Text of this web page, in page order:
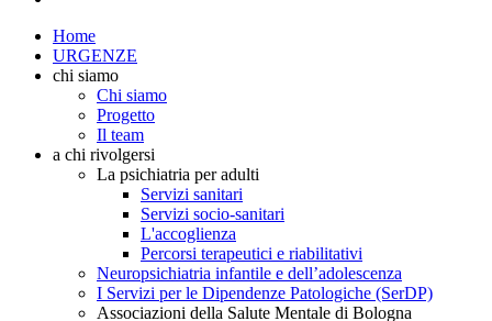
Home
URGENZE
chi siamo
Chi siamo
Progetto
Il team
a chi rivolgersi
La psichiatria per adulti
Servizi sanitari
Servizi socio-sanitari
L'accoglienza
Percorsi terapeutici e riabilitativi
Neuropsichiatria infantile e dell’adolescenza
I Servizi per le Dipendenze Patologiche (SerDP)
Associazioni della Salute Mentale di Bologna